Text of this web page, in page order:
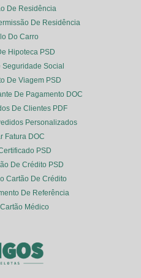
De Residência
De Residência
Do Carro
Hipoteca PSD
Seguridade Social
De Viagem PSD
De Pagamento DOC
De Clientes PDF
Personalizados
Fatura DOC
PSD
De Crédito PSD
Cartão De Crédito
De Referência
Médico